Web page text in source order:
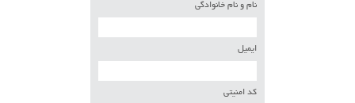
نام و نام خانوادگی
ایمیل
کد امنیتی